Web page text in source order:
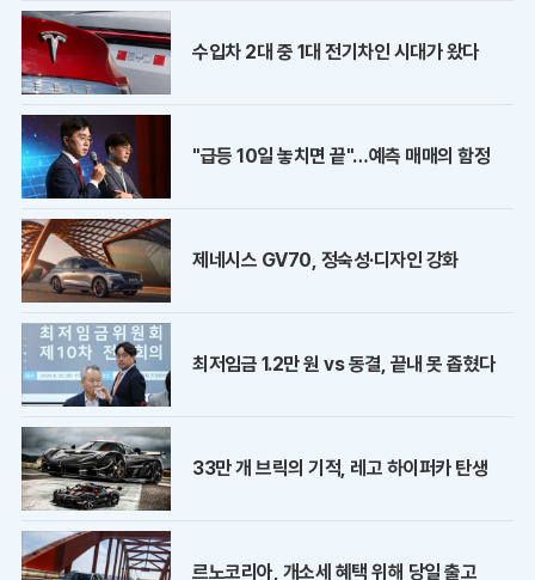
수입차 2대 중 1대 전기차인 시대가 왔다
"급등 10일 놓치면 끝"…예측 매매의 함정
제네시스 GV70, 정숙성·디자인 강화
최저임금 1.2만 원 vs 동결, 끝내 못 좁혔다
33만 개 브릭의 기적, 레고 하이퍼카 탄생
르노코리아, 개소세 혜택 위해 당일 출고